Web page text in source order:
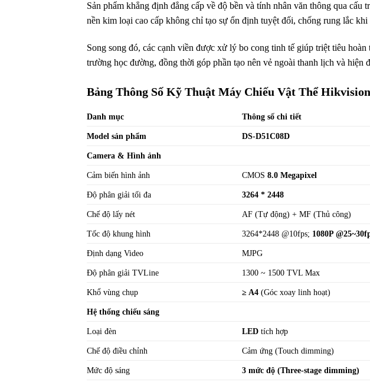
Sản phẩm khẳng định đẳng cấp về độ bền và tính nhân văn thông qua cấu
nền kim loại cao cấp không chỉ tạo sự ổn định tuyệt đối, chống rung lắc
Song song đó, các cạnh viền được xử lý bo cong tinh tế giúp triệt tiêu
trường học đường, đồng thời góp phần tạo nên vẻ ngoài thanh lịch và hiện
Bảng Thông Số Kỹ Thuật Máy Chiếu Vật Thể
Danh mục Thông số chi tiết
Model sản phẩm DS-D51C08D
Camera & Hình ảnh
Cảm biến hình ảnh CMOS8.0 Megapixel
Độ phân giải tối đa 3264 * 2448
Chế độ lấy nét AF (Tự động) + MF (Thủ công)
Tốc độ khung hình 3264*2448 @10fps; 1080P
Định dạng Video MJPG
Độ phân giải TVLine 1300 ~ 1500 TVL Max
Khổ vùng chụp ≥ A4 (Góc xoay linh hoạt)
Hệ thống chiếu sáng
Loại đèn LED tích hợp
Chế độ điều chỉnh Cảm ứng (Touch dimming)
Mức độ sáng 3 mức độ (Three-stage dimming)